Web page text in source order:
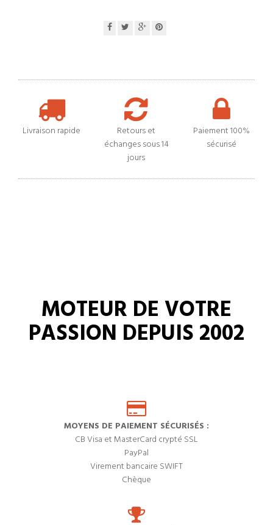
Livraison rapide
Retours et
échanges sous 14
jours
Paiement 100%
sécurisé
MOTEUR DE VOTRE
PASSION DEPUIS 2002
MOYENS DE PAIEMENT SÉCURISÉS :
CB Visa et MasterCard crypté SSL
PayPal
Virement bancaire SWIFT
Chèque